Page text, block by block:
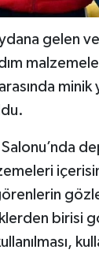
gelen
minik
birisi